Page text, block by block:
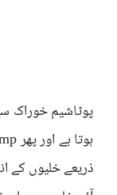
پوٹاشیم خوراک